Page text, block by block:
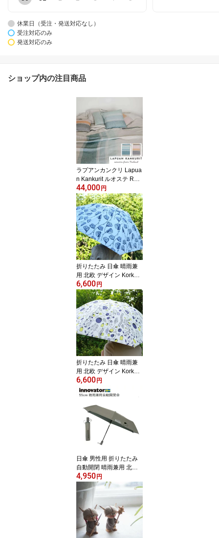
休業日（受注・発送対応なし）
受注対応のみ
発送対応のみ
ショップ内の注目商品
ラプアンカンクリ Lapua
n Kankurit ルオステ RUO
STE リネン ブランケッ
ト テーブルクロス 全2色
150cm×260cm Anu Lein
onen テーブルリネン 北
欧 タオル バスタオル タ
オルケット シングルサイ
ズ 寝具 夏 おしゃれ
44,000 円
折りたたみ 日傘 晴雨兼
用 北欧 デザイン Korko
コルコ クイックオープン
50cm Line Flower ライン
フラワー 傘 軽量 軽い U
Vカット 完全遮光 完全遮
熱 紫外線対策 北欧 レデ
ィース おしゃれ プレゼ
ント
6,600 円
折りたたみ 日傘 晴雨兼
用 北欧 デザイン Korko
コルコ クイックオープン
50cm My beloved garde
n 大好きなガーデン 傘 軽
量 軽い UVカット 完全遮
光 完全遮熱 紫外線対策
北欧 レディース おしゃ
6,600 円
日傘 男性用 折りたたみ
自動開閉 晴雨兼用 北欧
デザイン Innovator イノ
ベーター 55cm STEEL G
RAY スティールグレー
傘 グレー 北欧 メンズ 男
性 完全遮熱 スタイリッ
シュ おしゃれ プレゼン
ト
4,950 円